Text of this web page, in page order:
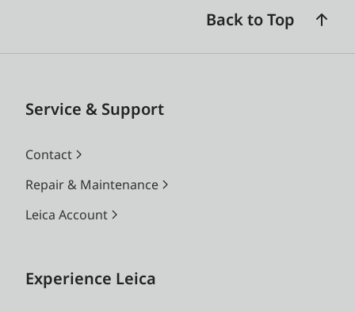
Back to Top
Service & Support
Contact
Repair & Maintenance
Leica Account
Experience Leica